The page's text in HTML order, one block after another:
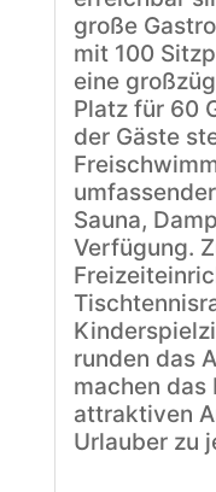
große
mit 100
eine
Platz für 60
der Gäste
Sauna,
Verfügung.
runden das
machen das
attraktiven
Urlauber zu